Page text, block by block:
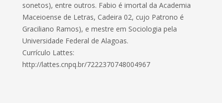
sonetos), entre outros. Fabio é imortal da Academia
Maceioense de Letras, Cadeira 02, cujo Patrono é
Graciliano Ramos), e mestre em Sociologia pela
Universidade Federal de Alagoas.
Currículo Lattes:
http://lattes.cnpq.br/7222370748004967